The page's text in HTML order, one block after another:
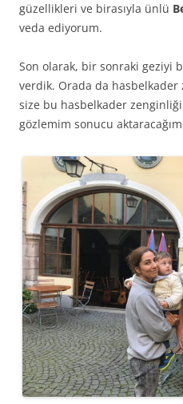
güzellikleri ve birasıyla ünlü
veda ediyorum.
Son olarak, bir sonraki geziyi
verdik. Orada da hasbelkader
size bu hasbelkader
gözlemim sonucu